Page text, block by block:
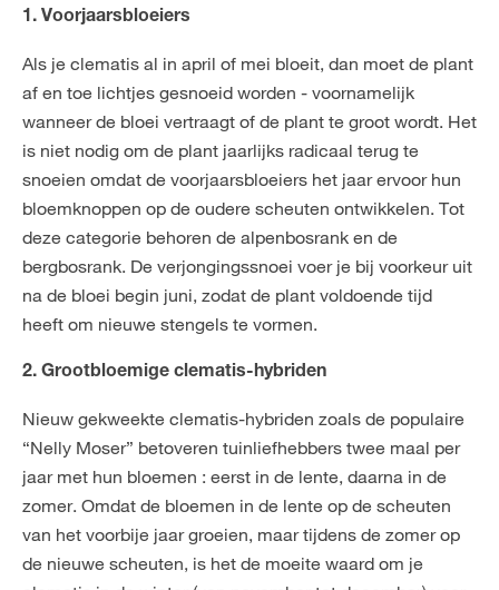
1. Voorjaarsbloeiers
Als je clematis al in april of mei bloeit, dan moet de plant
af en toe lichtjes gesnoeid worden - voornamelijk
wanneer de bloei vertraagt of de plant te groot wordt. Het
is niet nodig om de plant jaarlijks radicaal terug te
snoeien omdat de voorjaarsbloeiers het jaar ervoor hun
bloemknoppen op de oudere scheuten ontwikkelen. Tot
deze categorie behoren de alpenbosrank en de
bergbosrank. De verjongingssnoei voer je bij voorkeur uit
na de bloei begin juni, zodat de plant voldoende tijd
heeft om nieuwe stengels te vormen.
2. Grootbloemige clematis-hybriden
Nieuw gekweekte clematis-hybriden zoals de populaire
“Nelly Moser” betoveren tuinliefhebbers twee maal per
jaar met hun bloemen : eerst in de lente, daarna in de
zomer. Omdat de bloemen in de lente op de scheuten
van het voorbije jaar groeien, maar tijdens de zomer op
de nieuwe scheuten, is het de moeite waard om je